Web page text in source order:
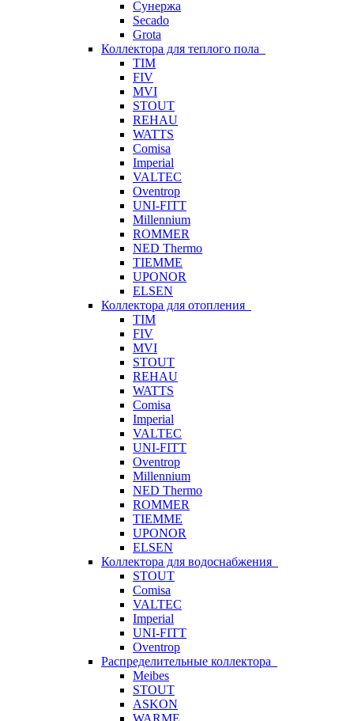
Сунержа
Secado
Grota
Коллектора для теплого пола
TIM
FIV
MVI
STOUT
REHAU
WATTS
Comisa
Imperial
VALTEC
Oventrop
UNI-FITT
Millennium
ROMMER
NED Thermo
TIEMME
UPONOR
ELSEN
Коллектора для отопления
TIM
FIV
MVI
STOUT
REHAU
WATTS
Comisa
Imperial
VALTEC
UNI-FITT
Oventrop
Millennium
NED Thermo
ROMMER
TIEMME
UPONOR
ELSEN
Коллектора для водоснабжения
STOUT
Comisa
VALTEC
Imperial
UNI-FITT
Oventrop
Распределительные коллектора
Meibes
STOUT
ASKON
WARME